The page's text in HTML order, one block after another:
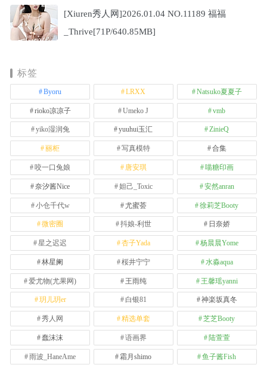
[Xiuren秀人网]2026.01.04 NO.11189 福福
_Thrive[71P/640.85MB]
标签
Byoru LRXX Natsuko夏夏子
rioko凉凉子 Umeko J vmb
yiko湿润兔 yuuhui玉汇 ZinieQ
丽柜 写真模特 合集
咬一口兔娘 唐安琪 喵糖印画
奈汐酱Nice 妲己_Toxic 安然anran
小仓千代w 尤蜜荟 徐莉芝Booty
微密圈 抖娘-利世 日奈娇
星之迟迟 杏子Yada 杨晨晨Yome
林星阑 桜井宁宁 水淼aqua
爱尤物(尤果网) 王雨纯 王馨瑶yanni
玥儿玥er 白银81 神楽坂真冬
秀人网 精选单套 芝芝Booty
蠢沫沫 语画界 陆萱萱
雨波_HaneAme 霜月shimo 鱼子酱Fish